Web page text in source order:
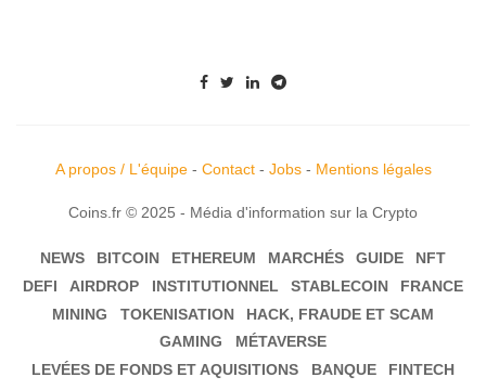
A propos / L'équipe- Contact- Jobs- Mentions légales
Coins.fr © 2025 - Média d'information sur la Crypto
NEWS BITCOIN ETHEREUM MARCHÉS GUIDE
NFT
DEFI
AIRDROP INSTITUTIONNEL STABLECOIN
FRANCE
MINING
TOKENISATION
HACK, FRAUDE ET SCAM
GAMING
MÉTAVERSE
LEVÉES DE FONDS ET AQUISITIONS
BANQUE
FINTECH